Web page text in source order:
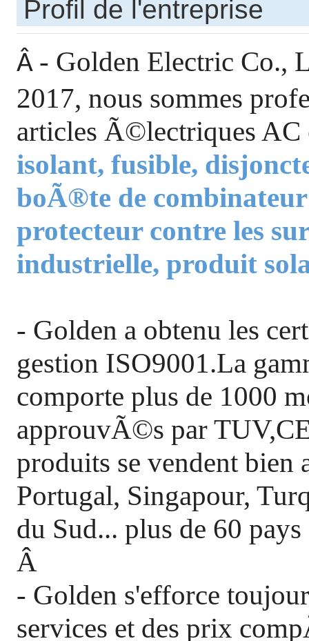
Profil de l'entreprise
Â - Golden Electric
2017, nous sommes
articles Ã©lectriques AC
isolant, fusible,
boÃ®te de
protecteur contre les
industrielle, produit
- Golden a obtenu les
gestion ISO9001.La
comporte plus de 1000
approuvÃ©s par
produits se vendent bien
Portugal, Singapour,
du Sud... plus de 60
Â
- Golden s'efforce
services et des prix